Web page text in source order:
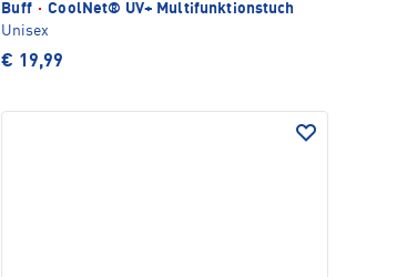
Buff · CoolNet® UV+ Multifunktionstuch
Unisex
€ 19,99